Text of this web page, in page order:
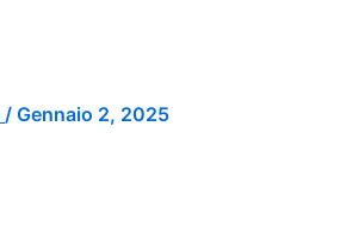
/ Gennaio 2, 2025